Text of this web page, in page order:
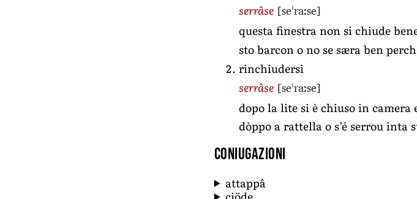
serrâse [seˈraːse]
questa finestra non si chiude
sto barcon o no se særa ben
rinchiudersi
serrâse [seˈraːse]
dopo la lite si è chiuso in camera
dòppo a rattella o s’é serrou inta
Coniugazioni
attappâ
ciöde